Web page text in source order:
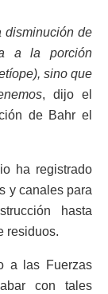
disminución de
a la porción
sino que
, dijo el
de Bahr el
ha registrado
y canales para
hasta
residuos.
a las Fuerzas
con tales